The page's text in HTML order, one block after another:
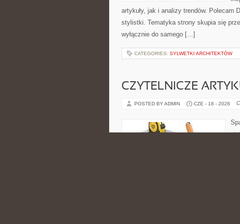
artykuły, jak i analizy trendów. Polecam
stylistki. Tematyka strony skupia się
wyłącznie do samego […]
CATEGORIES: SYLWETKI ARCHITEKTÓW
CZYTELNICZE
POSTED BY ADMIN CZE - 18 - 2026